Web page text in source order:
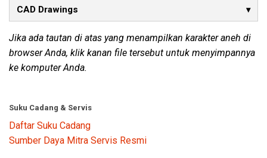
CAD Drawings
Jika ada tautan di atas yang menampilkan karakter aneh di
browser Anda, klik kanan file tersebut untuk menyimpannya
ke komputer Anda.
Suku Cadang & Servis
Daftar Suku Cadang
Sumber Daya Mitra Servis Resmi